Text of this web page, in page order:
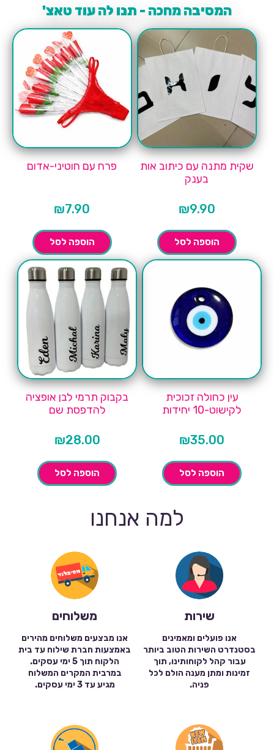
המסיבה מחכה - תנו לה עוד טאצ'
שקית מתנה עם כיתוב אות
בענק
₪9.90
הוספה לסל
פרח עם חוטיני-אדום
₪7.90
הוספה לסל
עין כחולה זכוכית
לקישוט-10 יחידות
₪35.00
הוספה לסל
בקבוק תרמי לבן אופציה
להדפסת שם
₪28.00
הוספה לסל
למה אנחנו
שירות
אנו פועלים ומאמינים
בסטנדרט השירות הטוב ביותר
עבור קהל לקוחותינו, תוך
זמינות ומתן מענה הולם לכל
פניה.
משלוחים
אנו מבצעים משלוחים מהירים
באמצעות חברת שילוח עד בית
הלקוח תוך 5 ימי עסקים.
במרבית המקרים המשלוח
מגיע עד 3 ימי עסקים.